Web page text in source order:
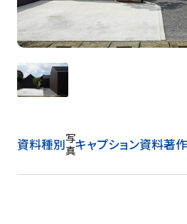
資料種別写
真キャプション資料著